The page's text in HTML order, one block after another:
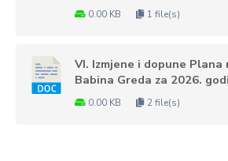
0.00 KB 1 file(s)
VI. Izmjene i dopune Plana
Babina Greda za 2026.
0.00 KB 2 file(s)